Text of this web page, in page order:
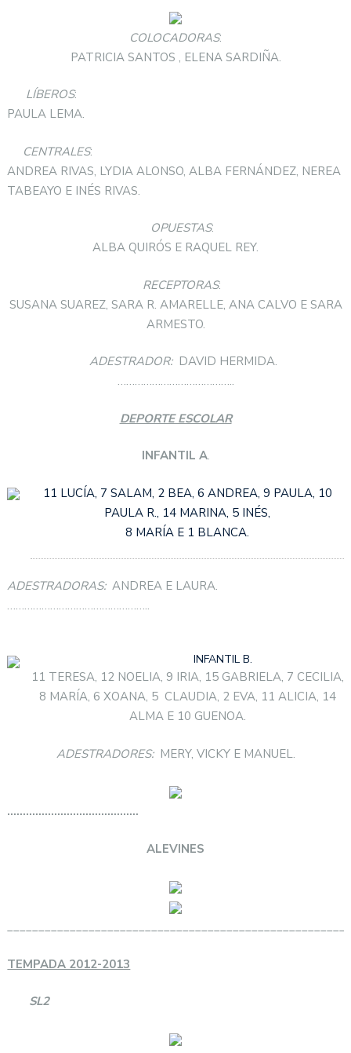
COLOCADORAS:
PATRICIA SANTOS , ELENA SARDIÑA.
LÍBEROS:
PAULA LEMA.
CENTRALES:
ANDREA RIVAS, LYDIA ALONSO, ALBA FERNÁNDEZ, NEREA
TABEAYO E INÉS RIVAS.
OPUESTAS:
ALBA QUIRÓS E RAQUEL REY.
RECEPTORAS:
SUSANA SUAREZ, SARA R. AMARELLE, ANA CALVO E SARA
ARMESTO.
ADESTRADOR: DAVID HERMIDA.
…………………………………..
DEPORTE ESCOLAR
INFANTIL A.
11 LUCÍA, 7 SALAM, 2 BEA, 6 ANDREA, 9 PAULA, 10
PAULA R., 14 MARINA, 5 INÉS,
8 MARÍA E 1 BLANCA.
ADESTRADORAS:ANDREA E LAURA.
…………………………………………..
INFANTIL B.
11 TERESA, 12 NOELIA, 9 IRIA, 15 GABRIELA, 7 CECILIA,
8 MARÍA, 6 XOANA, 5 CLAUDIA, 2 EVA, 11 ALICIA, 14
ALMA E 10 GUENOA.
ADESTRADORES:MERY, VICKY E MANUEL.
……………………………………
ALEVINES
TEMPADA 2012-2013
SL2